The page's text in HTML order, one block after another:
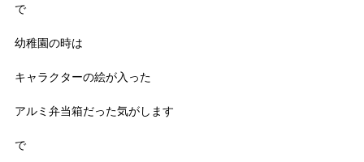
で
幼稚園の時は
キャラクターの絵が入った
アルミ弁当箱だった気がします
で